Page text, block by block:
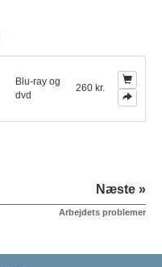
Blu-ray og
dvd
260 kr.
Næste »
Arbejdets problemer